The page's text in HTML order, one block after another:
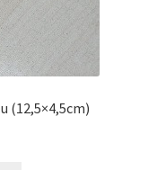
(12,5×4,5cm)